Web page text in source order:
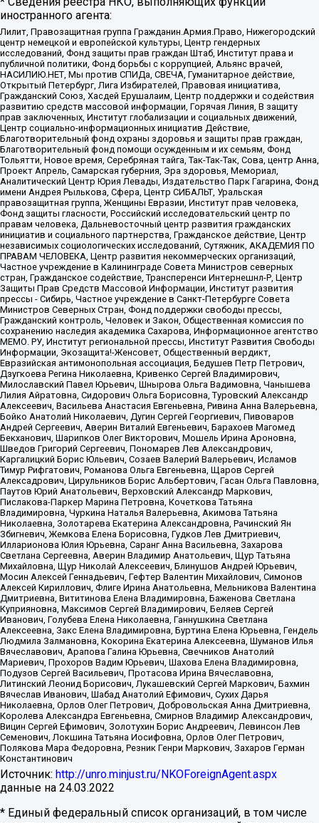
иностранного агента:
Лилит, Правозащитная группа Гражданин.Армия.Право, Нижегородский
центр немецкой и европейской культуры, Центр гендерных
исследований, Фонд защиты прав граждан Штаб, Институт права и
публичной политики, Фонд борьбы с коррупцией, Альянс врачей,
НАСИЛИЮ.НЕТ, Мы против СПИДа, СВЕЧА, Гуманитарное действие,
Открытый Петербург, Лига Избирателей, Правовая инициатива,
Гражданский Союз, Хасдей Ерушалаим, Центр поддержки и содействия
развитию средств массовой информации, Горячая Линия, В защиту
прав заключенных, Институт глобализации и социальных движений,
Центр социально-информационных инициатив Действие,
Благотворительный фонд охраны здоровья и защиты прав граждан,
Благотворительный фонд помощи осужденным и их семьям, Фонд
Тольятти, Новое время, Серебряная тайга, Так-Так-Так, Сова, центр Анна,
Проект Апрель, Самарская губерния, Эра здоровья, Мемориал,
Аналитический Центр Юрия Левады, Издательство Парк Гагарина, Фонд
имени Андрея Рылькова, Сфера, Центр СИБАЛЬТ, Уральская
правозащитная группа, Женщины Евразии, Институт прав человека,
Фонд защиты гласности, Российский исследовательский центр по
правам человека, Дальневосточный центр развития гражданских
инициатив и социального партнерства, Гражданское действие, Центр
независимых социологических исследований, Сутяжник, АКАДЕМИЯ ПО
ПРАВАМ ЧЕЛОВЕКА, Центр развития некоммерческих организаций,
Частное учреждение в Калининграде Совета Министров северных
стран, Гражданское содействие, Трансперенси Интернешнл-Р, Центр
Защиты Прав Средств Массовой Информации, Институт развития
прессы - Сибирь, Частное учреждение в Санкт-Петербурге Совета
Министров Северных Стран, Фонд поддержки свободы прессы,
Гражданский контроль, Человек и Закон, Общественная комиссия по
сохранению наследия академика Сахарова, Информационное агентство
МЕМО. РУ, Институт региональной прессы, Институт Развития Свободы
Информации, Экозащита!-Женсовет, Общественный вердикт,
Евразийская антимонопольная ассоциация, Бедушев Петр Петрович,
Дзугкоева Регина Николаевна, Кривенко Сергей Владимирович,
Милославский Павел Юрьевич, Шнырова Ольга Вадимовна, Чанышева
Лилия Айратовна, Сидорович Ольга Борисовна, Туровский Александр
Алексеевич, Васильева Анастасия Евгеньевна, Ривина Анна Валерьевна,
Бойко Анатолий Николаевич, Дугин Сергей Георгиевич, Пивоваров
Андрей Сергеевич, Аверин Виталий Евгеньевич, Барахоев Магомед
Бекханович, Шарипков Олег Викторович, Мошель Ирина Ароновна,
Шведов Григорий Сергеевич, Пономарев Лев Александрович,
Каргалицкий Борис Юльевич, Созаев Валерий Валерьевич, Исламов
Тимур Рифгатович, Романова Ольга Евгеньевна, Щаров Сергей
Алексадрович, Цирульников Борис Альбертович, Гасан Ольга Павловна,
Паутов Юрий Анатольевич, Верховский Александр Маркович,
Пислакова-Паркер Марина Петровна, Кочеткова Татьяна
Владимировна, Чуркина Наталья Валерьевна, Акимова Татьяна
Николаевна, Золотарева Екатерина Александровна, Рачинский Ян
Збигневич, Жемкова Елена Борисовна, Гудков Лев Дмитриевич,
Илларионова Юлия Юрьевна, Саранг Анна Васильевна, Захарова
Светлана Сергеевна, Аверин Владимир Анатольевич, Щур Татьяна
Михайловна, Щур Николай Алексеевич, Блинушов Андрей Юрьевич,
Мосин Алексей Геннадьевич, Гефтер Валентин Михайлович, Симонов
Алексей Кириллович, Флиге Ирина Анатольевна, Мельникова Валентина
Дмитриевна, Вититинова Елена Владимировна, Баженова Светлана
Куприяновна, Максимов Сергей Владимирович, Беляев Сергей
Иванович, Голубева Елена Николаевна, Ганнушкина Светлана
Алексеевна, Закс Елена Владимировна, Буртина Елена Юрьевна, Гендель
Людмила Залмановна, Кокорина Екатерина Алексеевна, Шуманов Илья
Вячеславович, Арапова Галина Юрьевна, Свечников Анатолий
Мариевич, Прохоров Вадим Юрьевич, Шахова Елена Владимировна,
Подузов Сергей Васильевич, Протасова Ирина Вячеславовна,
Литинский Леонид Борисович, Лукашевский Сергей Маркович, Бахмин
Вячеслав Иванович, Шабад Анатолий Ефимович, Сухих Дарья
Николаевна, Орлов Олег Петрович, Добровольская Анна Дмитриевна,
Королева Александра Евгеньевна, Смирнов Владимир Александрович,
Вицин Сергей Ефимович, Золотухин Борис Андреевич, Левинсон Лев
Семенович, Локшина Татьяна Иосифовна, Орлов Олег Петрович,
Полякова Мара Федоровна, Резник Генри Маркович, Захаров Герман
Константинович
Источник: http://unro.minjust.ru/NKOForeignAgent.aspx
данные на 24.03.2022
* Единый федеральный список организаций, в том числе